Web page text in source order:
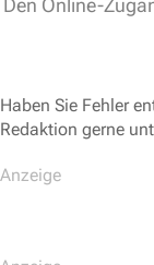
Den Online-
Haben Sie Fehler
Redaktion gerne